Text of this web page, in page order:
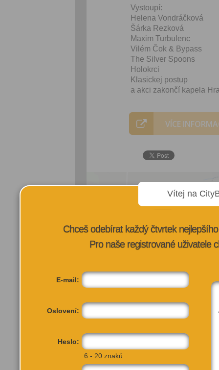
Vystoupí:
Helena Vondráčková
Šárka Rezková
Maxim Turbulenc
Vilém Čok & Bypass
The Silver Spoons
Holokrci
Klasickej postup
a akci zakončí kapela
VÍCE
Vítej na
Chceš odebírat každý čtvrtek
Pro naše registrované uživatele
E-mail:
Oslovení:
Heslo:
6 - 20 znaků